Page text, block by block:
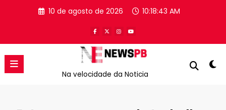
10 de agosto de 2026 10:18:43 AM
Na velocidade da Noticia